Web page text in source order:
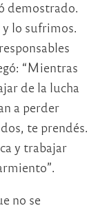
demostrado.
y lo sufrimos.
“Mientras
de la lucha
a perder
te prendés.
y trabajar
no se